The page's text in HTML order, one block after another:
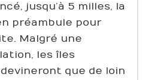
jusqu’à 5 milles, la
préambule pour
Malgré une
les îles
que de loin